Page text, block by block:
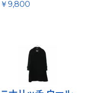
￥9,800